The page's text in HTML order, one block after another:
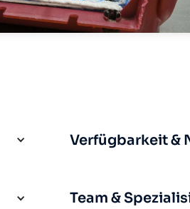
Verfügbarkeit &
Team &